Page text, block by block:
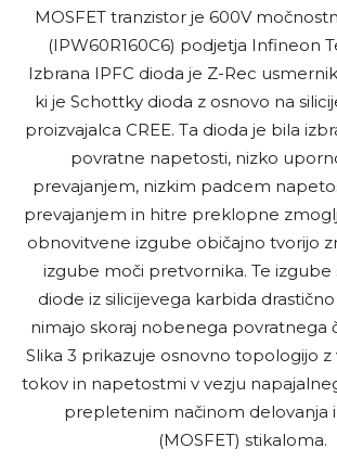
MOSFET tranzistor je 600V
(IPW60R160C6) podjetja Infineon
Izbrana IPFC dioda je Z-Rec
ki je Schottky dioda z osnovo na
proizvajalca CREE. Ta dioda je bila
povratne napetosti, nizko
prevajanjem, nizkim padcem
prevajanjem in hitre preklopne
obnovitvene izgube običajno tvorijo
izgube moči pretvornika. Te izgube
diode iz silicijevega karbida drastično
nimajo skoraj nobenega povratnega
Slika 3 prikazuje osnovno topologijo
tokov in napetostmi v vezju
prepletenim načinom delovanja
(MOSFET) stikaloma.